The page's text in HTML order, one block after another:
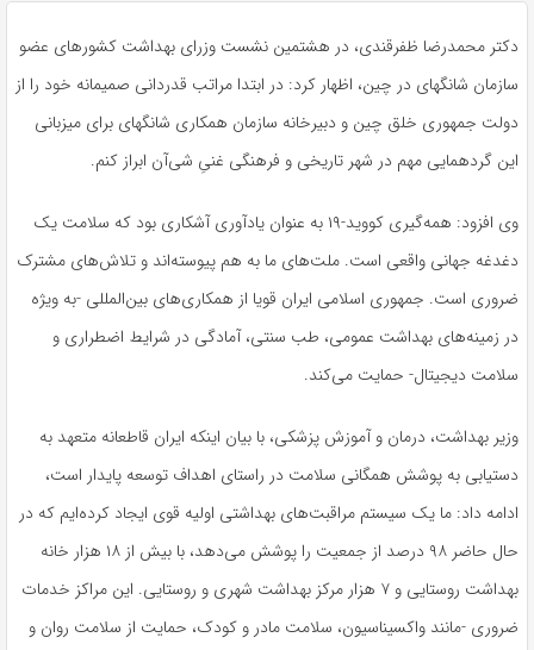
دکتر محمدرضا ظفرقندی، در هشتمین نشست وزرای بهداشت کشورهای عضو
سازمان شانگهای در چین، اظهار کرد: در ابتدا مراتب قدردانی صمیمانه خود را از
دولت جمهوری خلق چین و دبیرخانه سازمان همکاری شانگهای برای میزبانی
این گردهمایی مهم در شهر تاریخی و فرهنگی غنیِ شی‌آن ابراز کنم.
وی افزود: همه‌گیری کووید-۱۹ به عنوان یادآوری آشکاری بود که سلامت یک
دغدغه جهانی واقعی است. ملت‌های ما به هم پیوسته‌اند و تلاش‌های مشترک
ضروری است. جمهوری اسلامی ایران قویا از همکاری‌های بین‌المللی -به ویژه
در زمینه‌های بهداشت عمومی، طب سنتی، آمادگی در شرایط اضطراری و
سلامت دیجیتال- حمایت می‌کند.
وزیر بهداشت، درمان و آموزش پزشکی، با بیان اینکه ایران قاطعانه متعهد به
دستیابی به پوشش همگانی سلامت در راستای اهداف توسعه پایدار است،
ادامه داد: ما یک سیستم مراقبت‌های بهداشتی اولیه قوی ایجاد کرده‌ایم که در
حال حاضر ۹۸ درصد از جمعیت را پوشش می‌دهد، با بیش از ۱۸ هزار خانه
بهداشت روستایی و ۷ هزار مرکز بهداشت شهری و روستایی. این مراکز خدمات
ضروری -مانند واکسیناسیون، سلامت مادر و کودک، حمایت از سلامت روان و